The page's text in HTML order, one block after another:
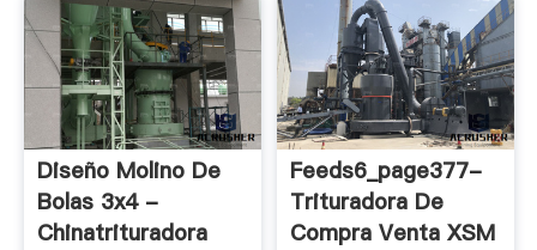
Diseño Molino De
Bolas 3x4 -
Chinatrituradora
Feeds6_page377-
Trituradora De
Compra Venta XSM